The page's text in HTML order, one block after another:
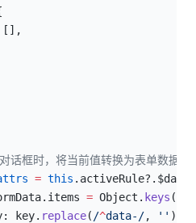
框时，将当前值转换为表单数据
= this
= Object. keys
key.
replace( /^data- /, '' ),